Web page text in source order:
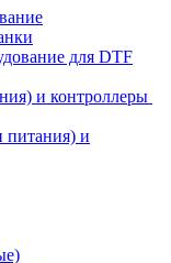
для DTF
и контроллеры
питания) и